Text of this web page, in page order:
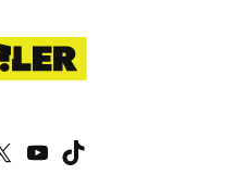
X YouTube